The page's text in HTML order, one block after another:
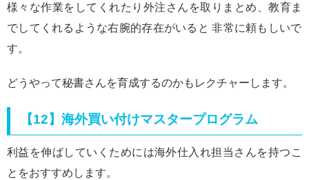
様々な作業をしてくれたり外注さんを取りまとめ、教育ま
でしてくれるような右腕的存在がいると 非常に頼もしいで
す。
どうやって秘書さんを育成するのかもレクチャーします。
【12】海外買い付けマスタープログラム
利益を伸ばしていくためには海外仕入れ担当さんを持つこ
とをおすすめします。